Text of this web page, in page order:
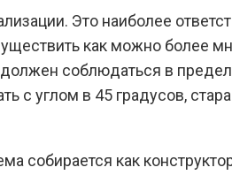
Это наиболее
как можно более
соблюдаться в
с углом в 45 градусов,
собирается как